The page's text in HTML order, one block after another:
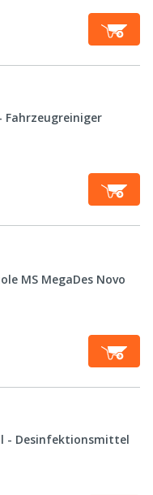
Fahrzeugreiniger
MS MegaDes Novo
- Desinfektionsmittel